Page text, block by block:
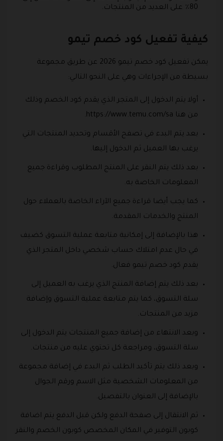
80٪ على العديد من المنتجات.
كيفية تفعيل كود خصم تيمو
يمكن تفعيل كود خصم تيمو 2026 عن طريق مجموعة
بسيطة من الإجراءات وهي على النحو التالي:
أولا يتم الدخول إلى المتجر الذي يقدم كود الخصم وذلك
من هنا https://www.temu.com/sa.
بعد يتم البدء في تصفح الأقسام وتحديد المنتجات التي
يرغب بها العميل ثم الدخول إليها.
بعد ذلك يتم النقر على المنتج المطلوب وقراءة جميع
المعلومات الخاصة به.
كما يجب أيضا قراءة جميع الآراء الخاصة بالعملاء حول
المنتج والخدمات المقدمة.
هذا بالإضافة إلى إمكانية متابعة عملية التسوق كضيف
في حال عدم امتلاك حساب شخصي داخل المتجر الذي
يقدم كود خصم تيمو فعال.
بعد ذلك يتم إضافة المنتج الذي يرغب به العميل إلى
سلة التسوق، كما يتم متابعة عملية التسوق وإضافة
مزيد من المنتجات.
وبعد الانتهاء من إضافة جميع المنتجات يتم الدخول إلى
سلة التسوق، ومراجعة كل تحتوي عليه من منتجات.
وبعد ذلك يتم تأكيد الطلب ثم البدء في إضافة مجموعة
من المعلومات الشخصية مثل الاسم ورقم الجوال
بالإضافة إلى العنوان بالتفصيل.
ثم الانتقال إلى صفحة الدفع ولكن قبل الدفع يتم اضافة
كوبون التوفير في المكان المخصص كوبون الخصم والنقر